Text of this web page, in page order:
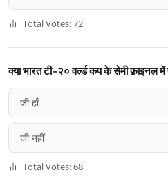
Total Votes: 72
क्या भारत टी-२० वर्ल्ड कप के सेमी फ़ाइनल में
जी हाँ
जी नहीं
Total Votes: 68